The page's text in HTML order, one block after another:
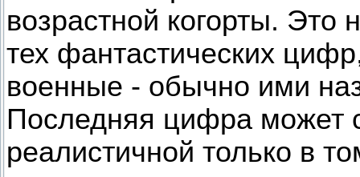
возрастной когорты. Это
тех фантастических
военные - обычно ими
Последняя цифра может
реалистичной только в